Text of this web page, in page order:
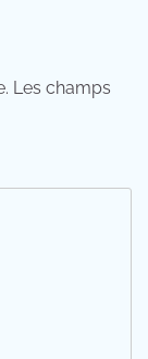
Les champs